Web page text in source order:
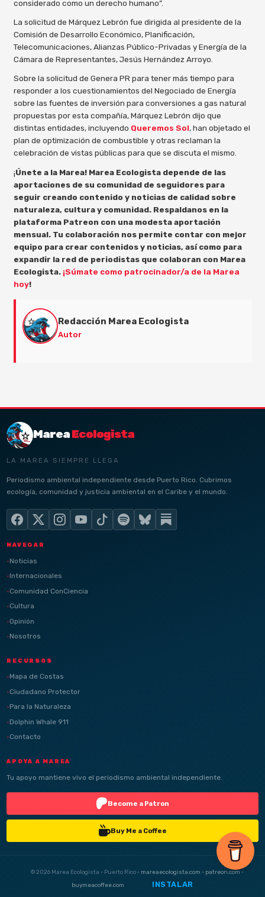
considerado como un derecho humano”.
La solicitud de Márquez Lebrón fue dirigida al presidente de la
Comisión de Desarrollo Económico, Planificación,
Telecomunicaciones, Alianzas Público-Privadas y Energía de la
Cámara de Representantes, Jesús Hernández Arroyo.
Sobre la solicitud de Genera PR para tener más tiempo para
responder a los cuestionamientos del Negociado de Energía
sobre las fuentes de inversión para conversiones a gas natural
propuestas por esta compañía, Márquez Lebrón dijo que
distintas entidades, incluyendo Queremos Sol, han objetado el
plan de optimización de combustible y otras reclaman la
celebración de vistas públicas para que se discuta el mismo.
¡Únete a la Marea! Marea Ecologista depende de las
aportaciones de su comunidad de seguidores para
seguir creando contenido y noticias de calidad sobre
naturaleza, cultura y comunidad. Respaldanos en la
plataforma Patreon con una modesta aportación
mensual. Tu colaboración nos permite contar con mejor
equipo para crear contenidos y noticias, así como para
expandir la red de periodistas que colaboran con Marea
Ecologista. ¡Súmate como patrocinador/a de la Marea
hoy!
Redacción Marea Ecologista
Autor
MareaEcologista
LA MAREA SIEMPRE LLEGA
Periodismo ambiental independiente desde Puerto Rico. Cubrimos
ecología, comunidad y justicia ambiental en el Caribe y el mundo.
NAVEGAR
Noticias
Internacionales
Comunidad ConCiencia
Cultura
Opinión
Nosotros
RECURSOS
Mapa de Costas
Ciudadano Protector
Para la Naturaleza
Dolphin Whale 911
Contacto
APOYA A MAREA
Tu apoyo mantiene vivo el periodismo ambiental independiente.
Become a Patron
Buy Me a Coffee
© 2026 Marea Ecologista · Puerto Rico · mareaecologista.com · patreon.com ·
buymeacoffee.com
INSTALAR